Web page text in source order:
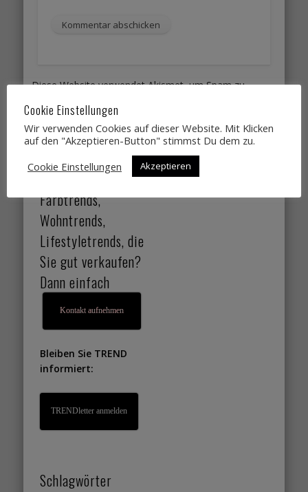
Diese Website verwendet Akismet, um Spam zu
verarbeitet werden.
Sie suchen
Designtrends,
Farbtrends,
Wohntrends,
Lifestyletrends, die
Sie gut verkaufen?
Dann einfach
Kontakt aufnehmen
Bleiben Sie TREND
informiert:
TRENDletter anmelden
Schlagwörter
Cookie Einstellungen
Wir verwenden Cookies auf dieser Website. Mit Klicken
auf den "Akzeptieren-Button" stimmst Du dem zu.
Cookie Einstellungen
Akzeptieren